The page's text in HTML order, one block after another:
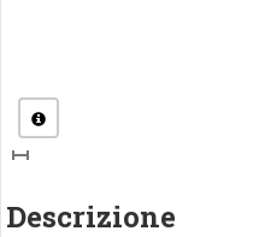
Descrizione